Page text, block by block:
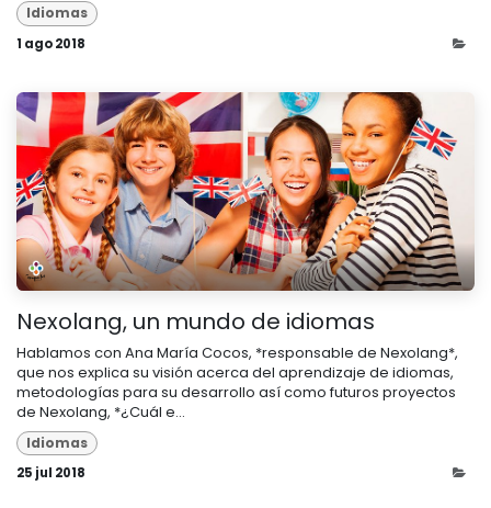
Idiomas
1 ago 2018
Nexolang, un mundo de idiomas
Hablamos con Ana María Cocos, *responsable de Nexolang*,
que nos explica su visión acerca del aprendizaje de idiomas,
metodologías para su desarrollo así como futuros proyectos
de Nexolang, *¿Cuál e...
Idiomas
25 jul 2018